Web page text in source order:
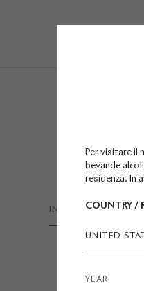
Per visitare il
bevande
residenza. In
COUNTRY /
UNITED